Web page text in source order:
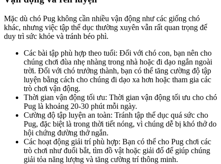
Mặc dù chó Pug không cần nhiều vận động như các giống chó
khác, nhưng việc tập thể dục thường xuyên vẫn rất quan trọng để
duy trì sức khỏe và tránh béo phì.
Các bài tập phù hợp theo tuổi: Đối với chó con, bạn nên cho
chúng chơi đùa nhẹ nhàng trong nhà hoặc đi dạo ngắn ngoài
trời. Đối với chó trưởng thành, bạn có thể tăng cường độ tập
luyện bằng cách cho chúng đi dạo xa hơn hoặc tham gia các
trò chơi vận động.
Thời gian vận động tối ưu: Thời gian vận động tối ưu cho chó
Pug là khoảng 20-30 phút mỗi ngày.
Cường độ tập luyện an toàn: Tránh tập thể dục quá sức cho
Pug, đặc biệt là trong thời tiết nóng, vì chúng dễ bị khó thở do
hội chứng đường thở ngắn.
Các hoạt động giải trí phù hợp: Bạn có thể cho Pug chơi các
trò chơi như đuổi bắt, tìm đồ vật hoặc giải đố để giúp chúng
giải tỏa năng lượng và tăng cường trí thông minh.